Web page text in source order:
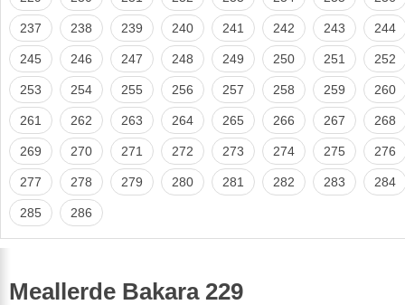
237 238 239 240 241 242 243 244
245 246 247 248 249 250 251 252
253 254 255 256 257 258 259 260
261 262 263 264 265 266 267 268
269 270 271 272 273 274 275 276
277 278 279 280 281 282 283 284
285 286
Meallerde Bakara 229